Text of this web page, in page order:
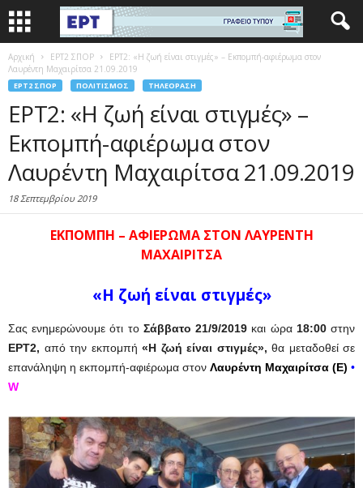
Αρχική EΡΤ2 ΣΠΟΡ
ΕΡΤ2: «Η ζωή είναι στιγμές» – Εκπομπή-αφιέρωμα στον
Λαυρέντη Μαχαιρίτσα 21.09.2019
EΡΤ2 ΣΠΟΡ ΠΟΛΙΤΙΣΜΌΣ ΤΗΛΕΌΡΑΣΗ
ΕΡΤ2: «Η ζωή είναι στιγμές» –
Εκπομπή-αφιέρωμα στον
Λαυρέντη Μαχαιρίτσα 21.09.2019
18 Σεπτεμβρίου 2019
ΕΚΠΟΜΠΗ – ΑΦΙΕΡΩΜΑ ΣΤΟΝ ΛΑΥΡΕΝΤΗ
ΜΑΧΑΙΡΙΤΣΑ
«Η ζωή είναι στιγμές»
Σας ενημερώνουμε ότι το Σάββατο 21/9/2019 και ώρα 18:00στην
ΕΡΤ2, από την εκπομπή «Η ζωή είναι στιγμές», θα μεταδοθεί σε
επανάληψη η εκπομπή-αφιέρωμα στον Λαυρέντη Μαχαιρίτσα (Ε) •
W